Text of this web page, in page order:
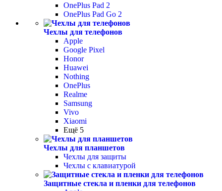
OnePlus Pad 2
OnePlus Pad Go 2
Чехлы для телефонов
Apple
Google Pixel
Honor
Huawei
Nothing
OnePlus
Realme
Samsung
Vivo
Xiaomi
Ещё 5
Чехлы для планшетов
Чехлы для защиты
Чехлы с клавиатурой
Защитные стекла и пленки для телефонов